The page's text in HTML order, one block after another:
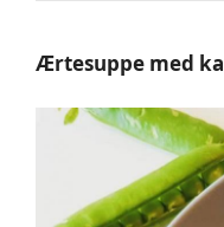
Ærtesuppe med